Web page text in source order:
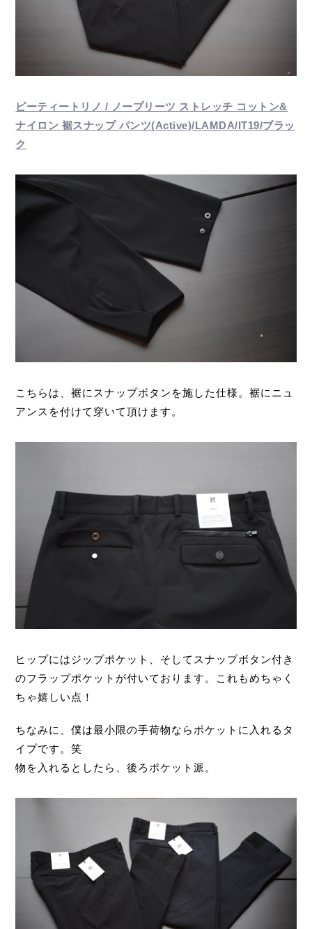
ピーティートリノ / ノープリーツ ストレッチ コットン&
ナイロン 裾スナップ パンツ(Active)/LAMDA/IT19/ブラッ
ク
こちらは、裾にスナップボタンを施した仕様。裾にニュ
アンスを付けて穿いて頂けます。
ヒップにはジップポケット、そしてスナップボタン付き
のフラップポケットが付いております。これもめちゃく
ちゃ嬉しい点！
ちなみに、僕は最小限の手荷物ならポケットに入れるタ
イプです。笑
物を入れるとしたら、後ろポケット派。